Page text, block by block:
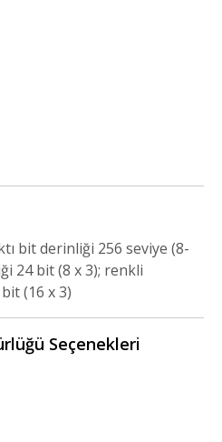
bit derinliği 256 seviye (8-
24 bit (8 x 3); renkli
(16 x 3)
Seçenekleri